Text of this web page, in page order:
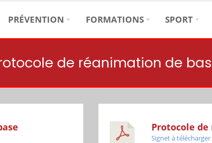
PRÉVENTION FORMATIONS SPORT
de réanimation de
Protocole
Signet à